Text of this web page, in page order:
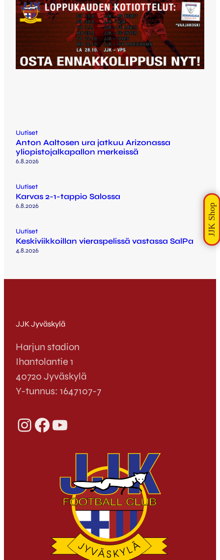
Uutiset
Anton Aaltosen ura jatkuu Arizonassa
yliopistojalkapallon merkeissä
6.8.2026
Uutiset
Karvas 2-1-tappio Salossa
6.8.2026
Uutiset
Keskiviikkoillan vieraspelissä vastassa SalPa
4.8.2026
JJK Jyväskylä
Harjun stadion
Ihantolantie 1
40720 Jyväskylä
Y-tunnus: 1647107-7
InstagramFacebook YouTube